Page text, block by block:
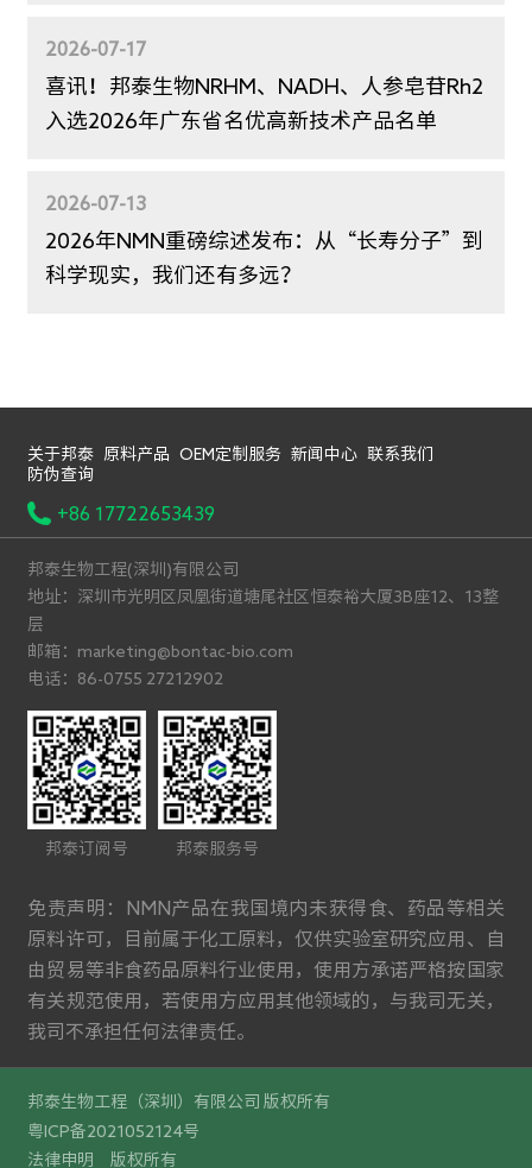
2026-07-17
喜讯！邦泰生物NRHM、NADH、人参皂苷Rh2
入选2026年广东省名优高新技术产品名单
2026-07-13
2026年NMN重磅综述发布：从“长寿分子”到
科学现实，我们还有多远？
关于邦泰 原料产品 OEM定制服务 新闻中心
联系我们
防伪查询
+86 17722653439
邦泰生物工程(深圳)有限公司
地址：深圳市光明区凤凰街道塘尾社区恒泰裕大厦3B座12、13整
层
邮箱：marketing@bontac-bio.com
电话：86-0755 27212902
邦泰订阅号 邦泰服务号
免责声明：NMN产品在我国境内未获得食、药品等相关
原料许可，目前属于化工原料，仅供实验室研究应用、自
由贸易等非食药品原料行业使用，使用方承诺严格按国家
有关规范使用，若使用方应用其他领域的，与我司无关，
我司不承担任何法律责任。
邦泰生物工程（深圳）有限公司 版权所有
粤ICP备2021052124号
法律申明
版权所有